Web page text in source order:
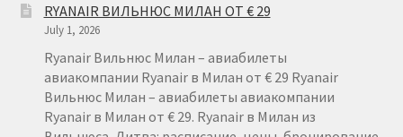
ПРАВИЛА РЕГИСТРАЦИИ
ПРИЛОЖЕНИЕ RYANAIR НА РУССКОМ
ПРОВОЗ БАГАЖА RYANAIR – ПРАВИЛА
RYANAIR ВИЛЬНЮС МИЛАН ОТ € 29
July 1, 2026
Ryanair Вильнюс Милан – авиабилеты
авиакомпании Ryanair в Милан от € 29 Ryanair
Вильнюс Милан – авиабилеты авиакомпании
Ryanair в Милан от € 29. Ryanair в Милан из